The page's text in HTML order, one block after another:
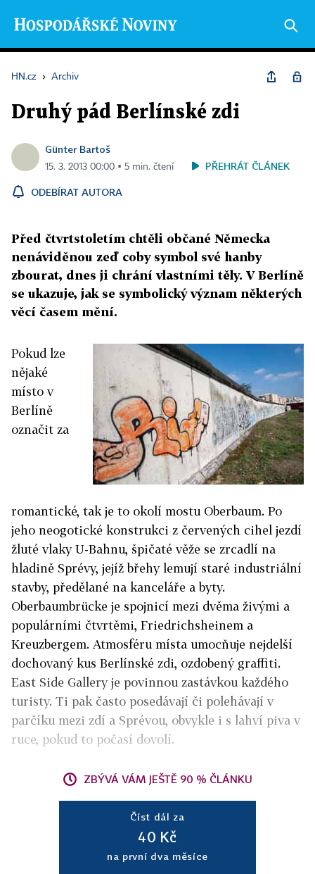
HN.cz › Archiv
Druhý pád Berlínské zdi
Günter Bartoš
15. 3. 2013 00:00 ▪ 5 min. čtení PŘEHRÁT ČLÁNEK
ODEBÍRAT AUTORA
Před čtvrtstoletím chtěli občané Německa
nenáviděnou zeď coby symbol své hanby
zbourat, dnes ji chrání vlastními těly. V Berlíně
se ukazuje, jak se symbolický význam některých
věcí časem mění.
Pokud lze
nějaké
místo v
Berlíně
označit za
romantické, tak je to okolí mostu Oberbaum. Po
jeho neogotické konstrukci z červených cihel jezdí
žluté vlaky U-Bahnu, špičaté věže se zrcadlí na
hladině Sprévy, jejíž břehy lemují staré industriální
stavby, předělané na kanceláře a byty.
Oberbaumbrücke je spojnicí mezi dvěma živými a
populárními čtvrtěmi, Friedrichsheinem a
Kreuzbergem. Atmosféru místa umocňuje nejdelší
dochovaný kus Berlínské zdi, ozdobený graffiti.
East Side Gallery je povinnou zastávkou každého
turisty. Ti pak často posedávají či polehávají v
parčíku mezi zdí a Sprévou, obvykle i s lahví piva v
ruce, pokud to počasí dovolí.
ZBÝVÁ VÁM JEŠTĚ 90 % ČLÁNKU
Číst dál za
40 Kč
na první dva měsíce